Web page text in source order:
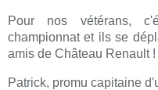
Pour nos vétérans,
championnat et ils se
amis de Château Renault !
Patrick, promu capitaine